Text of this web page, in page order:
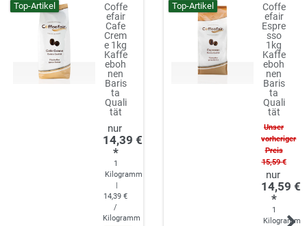
Top-Artikel
Coffe
efair
Cafe
Crem
e 1kg
Kaffe
eboh
nen
Baris
ta
Quali
tät
14,39 €
*
1
Kilogramm
|
14,39 €
/
Kilogramm
Top-Artikel
Coffe
efair
Espre
sso
1kg
Kaffe
eboh
nen
Baris
ta
Quali
tät
Unser
vorheriger
Preis
15,59 €
14,59 €
*
1
Kilogramm